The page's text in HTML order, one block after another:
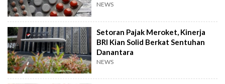
NEWS
Setoran Pajak Meroket, Kinerja
BRI Kian Solid Berkat Sentuhan
Danantara
NEWS